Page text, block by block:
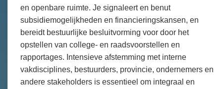
en openbare ruimte. Je signaleert en benut
subsidiemogelijkheden en financieringskansen, en
bereidt bestuurlijke besluitvorming voor door het
opstellen van college- en raadsvoorstellen en
rapportages. Intensieve afstemming met interne
vakdisciplines, bestuurders, provincie, ondernemers en
andere stakeholders is essentieel om integraal en